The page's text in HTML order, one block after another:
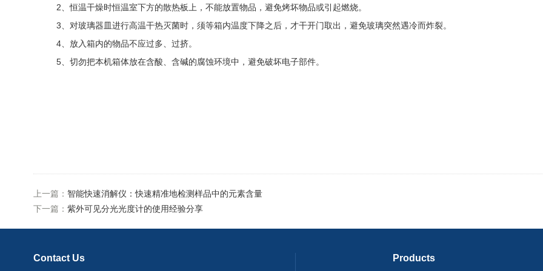
2、恒温干燥时恒温室下方的散热板上，不能放置物品，避免烤坏物品或引起燃烧。
3、对玻璃器皿进行高温干热灭菌时，须等箱内温度下降之后，才干开门取出，避免玻璃突然遇冷而炸裂。
4、放入箱内的物品不应过多、过挤。
5、切勿把本机箱体放在含酸、含碱的腐蚀环境中，避免破坏电子部件。
上一篇： 智能快速消解仪：快速精准地检测样品中的元素含量
下一篇： 紫外可见分光光度计的使用经验分享
Contact Us Products